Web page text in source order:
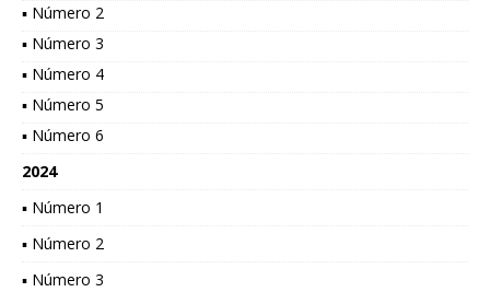
▪ Número 2
▪ Número 3
▪ Número 4
▪ Número 5
▪ Número 6
2024
▪ Número 1
▪ Número 2
▪ Número 3